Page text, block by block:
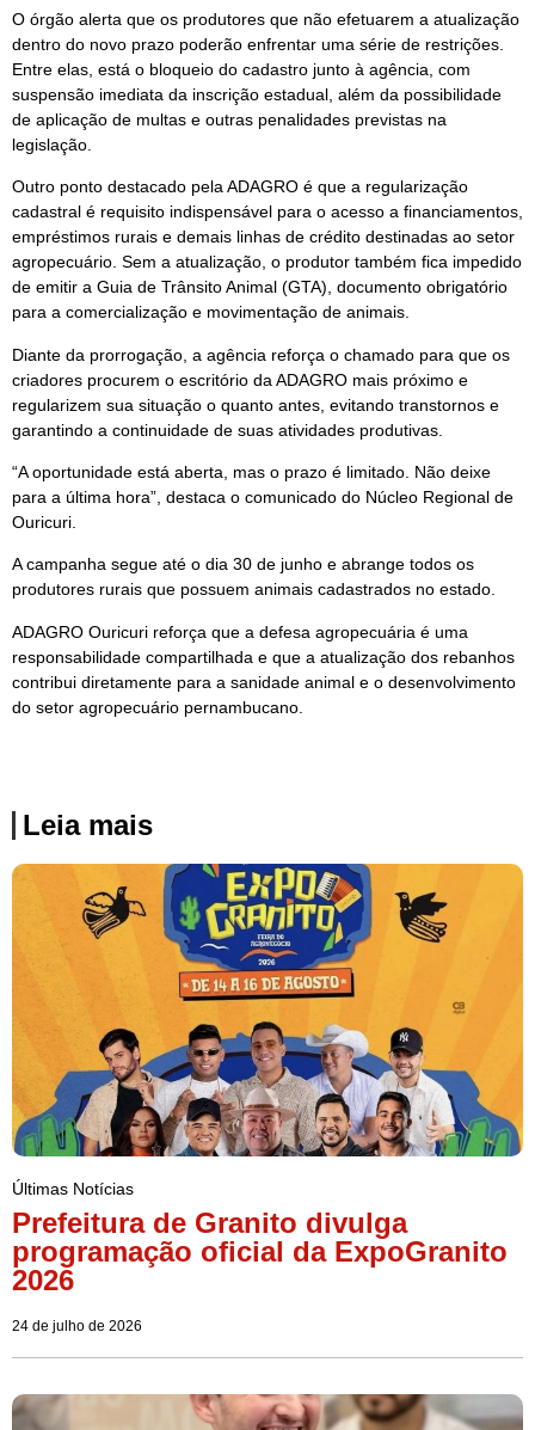
O órgão alerta que os produtores que não efetuarem a atualização
dentro do novo prazo poderão enfrentar uma série de restrições.
Entre elas, está o bloqueio do cadastro junto à agência, com
suspensão imediata da inscrição estadual, além da possibilidade
de aplicação de multas e outras penalidades previstas na
legislação.
Outro ponto destacado pela ADAGRO é que a regularização
cadastral é requisito indispensável para o acesso a financiamentos,
empréstimos rurais e demais linhas de crédito destinadas ao setor
agropecuário. Sem a atualização, o produtor também fica impedido
de emitir a Guia de Trânsito Animal (GTA), documento obrigatório
para a comercialização e movimentação de animais.
Diante da prorrogação, a agência reforça o chamado para que os
criadores procurem o escritório da ADAGRO mais próximo e
regularizem sua situação o quanto antes, evitando transtornos e
garantindo a continuidade de suas atividades produtivas.
“A oportunidade está aberta, mas o prazo é limitado. Não deixe
para a última hora”, destaca o comunicado do Núcleo Regional de
Ouricuri.
A campanha segue até o dia 30 de junho e abrange todos os
produtores rurais que possuem animais cadastrados no estado.
ADAGRO Ouricuri reforça que a defesa agropecuária é uma
responsabilidade compartilhada e que a atualização dos rebanhos
contribui diretamente para a sanidade animal e o desenvolvimento
do setor agropecuário pernambucano.
Leia mais
Últimas Notícias
Prefeitura de Granito divulga
programação oficial da ExpoGranito
2026
24 de julho de 2026